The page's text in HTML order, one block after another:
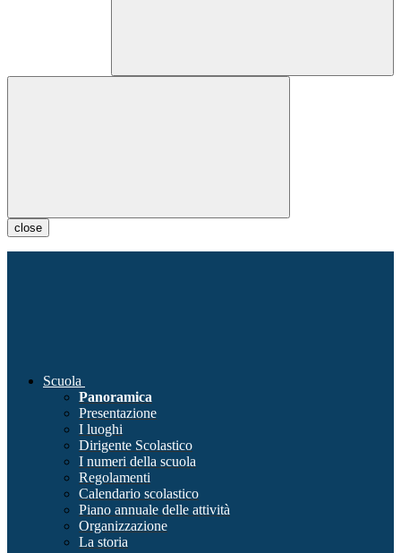
close
Scuola
Panoramica
Presentazione
I luoghi
Dirigente Scolastico
I numeri della scuola
Regolamenti
Calendario scolastico
Piano annuale delle attività
Organizzazione
La storia